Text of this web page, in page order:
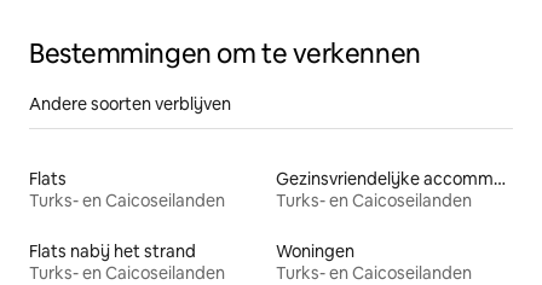
Bestemmingen om te verkennen
Andere soorten verblijven
Flats
Turks- en Caicoseilanden
Gezinsvriendelijke accommodaties
Turks- en Caicoseilanden
Flats nabij het strand
Turks- en Caicoseilanden
Woningen
Turks- en Caicoseilanden